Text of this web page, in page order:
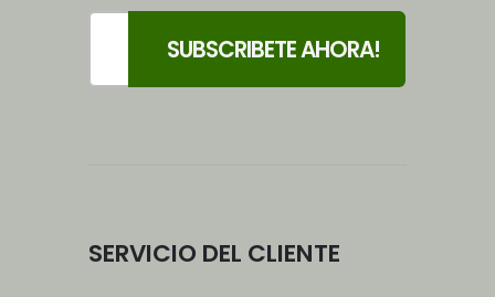
SERVICIO DEL CLIENTE